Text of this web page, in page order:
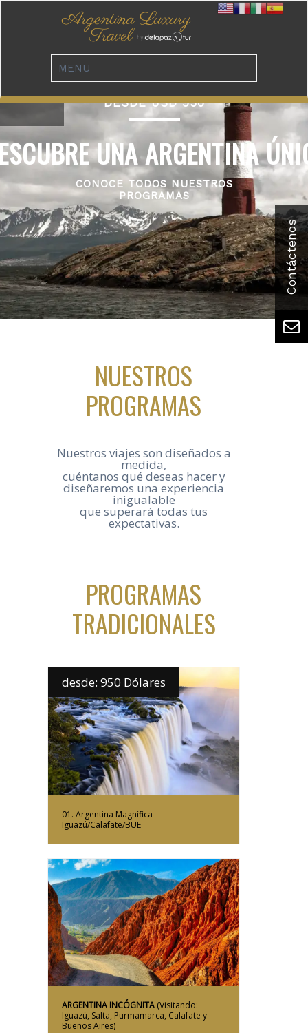
DESDE USD 950
UNA ARGENTINA
CONOCE TODOS NUESTROS
PROGRAMAS
NUESTROS
PROGRAMAS
Nuestros viajes son diseñados a
medida,
cuéntanos qué deseas hacer y
diseñaremos una experiencia
inigualable
que superará todas tus
expectativas.
PROGRAMAS
TRADICIONALES
desde: 950 Dólares
Más Información
01. Argentina Magnífica
Iguazú/Calafate/BUE
Más Información
ARGENTINA INCÓGNITA (Visitando:
Iguazú, Salta, Purmamarca, Calafate y
Buenos Aires)